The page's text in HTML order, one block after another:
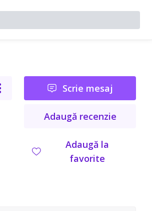
Scrie mesaj
Adaugă recenzie
Adaugă la
favorite